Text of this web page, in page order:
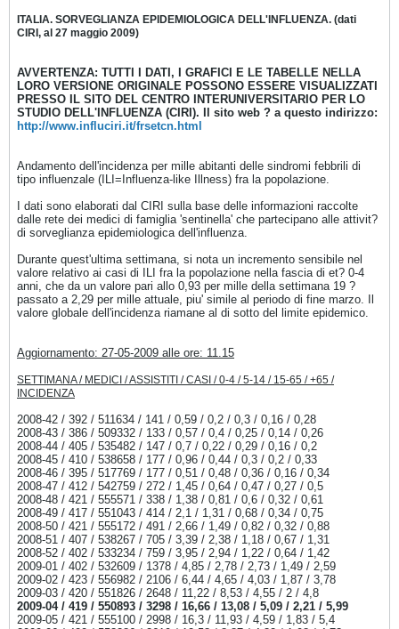
ITALIA. SORVEGLIANZA EPIDEMIOLOGICA DELL'INFLUENZA. (dati
CIRI, al 27 maggio 2009)
AVVERTENZA: TUTTI I DATI, I GRAFICI E LE TABELLE NELLA
LORO VERSIONE ORIGINALE POSSONO ESSERE VISUALIZZATI
PRESSO IL SITO DEL CENTRO INTERUNIVERSITARIO PER LO
STUDIO DELL'INFLUENZA (CIRI). Il sito web ? a questo indirizzo:
http://www.influciri.it/frsetcn.html
Andamento dell'incidenza per mille abitanti delle sindromi febbrili di
tipo influenzale (ILI=Influenza-like Illness) fra la popolazione.
I dati sono elaborati dal CIRI sulla base delle informazioni raccolte
dalle rete dei medici di famiglia 'sentinella' che partecipano alle attivit?
di sorveglianza epidemiologica dell'influenza.
Durante quest'ultima settimana, si nota un incremento sensibile nel
valore relativo ai casi di ILI fra la popolazione nella fascia di et? 0-4
anni, che da un valore pari allo 0,93 per mille della settimana 19 ?
passato a 2,29 per mille attuale, piu' simile al periodo di fine marzo. Il
valore globale dell'incidenza riamane al di sotto del limite epidemico.
Aggiornamento: 27-05-2009 alle ore: 11.15
SETTIMANA / MEDICI / ASSISTITI / CASI / 0-4 / 5-14 / 15-65 / +65 /
INCIDENZA
2008-42 / 392 / 511634 / 141 / 0,59 / 0,2 / 0,3 / 0,16 / 0,28
2008-43 / 386 / 509332 / 133 / 0,57 / 0,4 / 0,25 / 0,14 / 0,26
2008-44 / 405 / 535482 / 147 / 0,7 / 0,22 / 0,29 / 0,16 / 0,2
2008-45 / 410 / 538658 / 177 / 0,96 / 0,44 / 0,3 / 0,2 / 0,33
2008-46 / 395 / 517769 / 177 / 0,51 / 0,48 / 0,36 / 0,16 / 0,34
2008-47 / 412 / 542759 / 272 / 1,45 / 0,64 / 0,47 / 0,27 / 0,5
2008-48 / 421 / 555571 / 338 / 1,38 / 0,81 / 0,6 / 0,32 / 0,61
2008-49 / 417 / 551043 / 414 / 2,1 / 1,31 / 0,68 / 0,34 / 0,75
2008-50 / 421 / 555172 / 491 / 2,66 / 1,49 / 0,82 / 0,32 / 0,88
2008-51 / 407 / 538267 / 705 / 3,39 / 2,38 / 1,18 / 0,67 / 1,31
2008-52 / 402 / 533234 / 759 / 3,95 / 2,94 / 1,22 / 0,64 / 1,42
2009-01 / 402 / 532609 / 1378 / 4,85 / 2,78 / 2,73 / 1,49 / 2,59
2009-02 / 423 / 556982 / 2106 / 6,44 / 4,65 / 4,03 / 1,87 / 3,78
2009-03 / 420 / 551826 / 2648 / 11,22 / 8,53 / 4,55 / 2 / 4,8
2009-04 / 419 / 550893 / 3298 / 16,66 / 13,08 / 5,09 / 2,21 / 5,99
2009-05 / 421 / 555100 / 2998 / 16,3 / 11,93 / 4,59 / 1,83 / 5,4